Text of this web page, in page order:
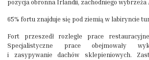
pozycja obronna Irlandii, zachodniego wybrzeża
65% fortu znajduje się pod ziemią w labiryncie
Fort przeszedł rozległe prace
Specjalistyczne prace obejmowały
i zasypywanie dachów sklepieniowych.